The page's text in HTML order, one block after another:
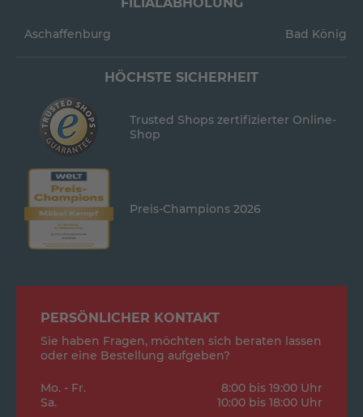
Aschaffenburg Bad König
HÖCHSTE SICHERHEIT
Trusted Shops zertifizierter Online-
Shop
Preis-Champions 2026
PERSÖNLICHER KONTAKT
Sie haben Fragen, möchten sich beraten lassen
oder eine Bestellung aufgeben?
Mo. - Fr.
8:00 bis 19:00 Uhr
Sa.
10:00 bis 18:00 Uhr